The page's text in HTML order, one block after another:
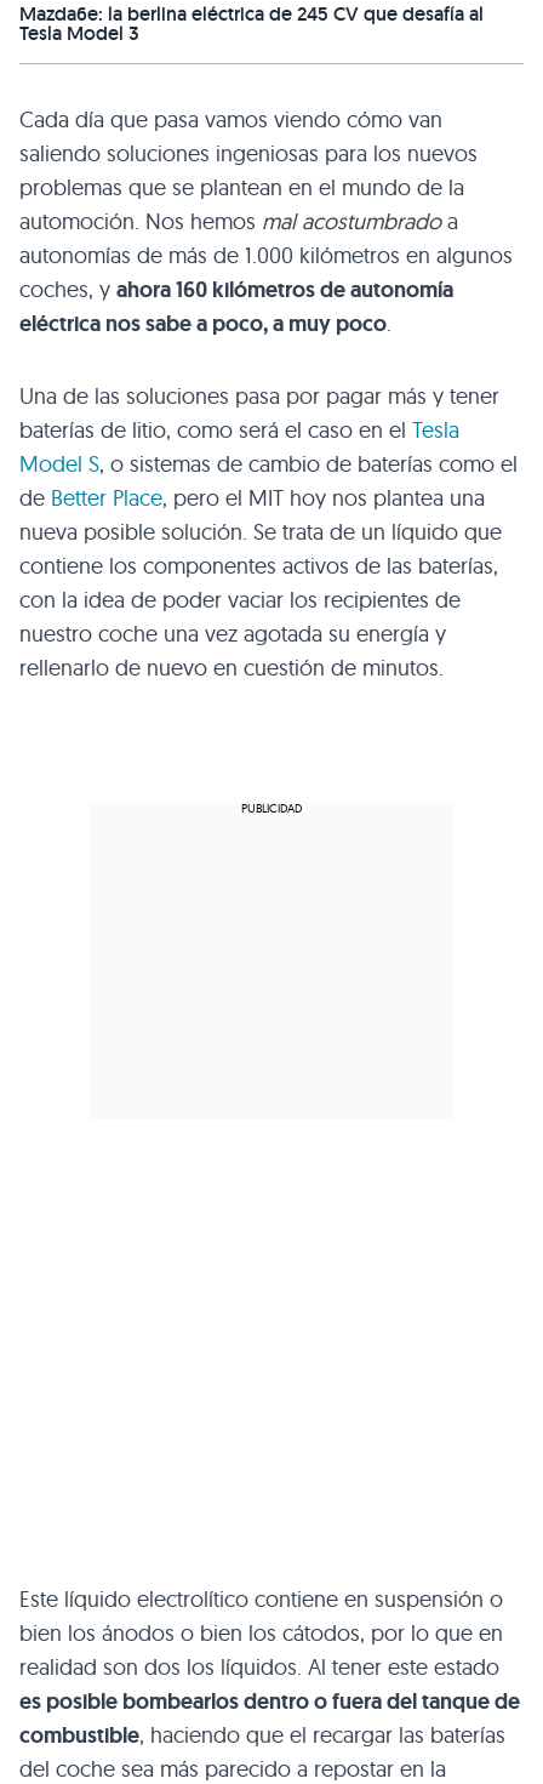
Mazda6e: la berlina eléctrica de 245 CV que desafía al
Tesla Model 3
Cada día que pasa vamos viendo cómo van
saliendo soluciones ingeniosas para los nuevos
problemas que se plantean en el mundo de la
automoción. Nos hemos mal acostumbradoa
autonomías de más de 1.000 kilómetros en algunos
coches, y ahora 160 kilómetros de autonomía
eléctrica nos sabe a poco, a muy poco.
Una de las soluciones pasa por pagar más y tener
baterías de litio, como será el caso en el Tesla
Model S, o sistemas de cambio de baterías como el
de Better Place, pero el MIT hoy nos plantea una
nueva posible solución. Se trata de un líquido que
contiene los componentes activos de las baterías,
con la idea de poder vaciar los recipientes de
nuestro coche una vez agotada su energía y
rellenarlo de nuevo en cuestión de minutos.
Este líquido electrolítico contiene en suspensión o
bien los ánodos o bien los cátodos, por lo que en
realidad son dos los líquidos. Al tener este estado
es posible bombearlos dentro o fuera del tanque de
combustible, haciendo que el recargar las baterías
del coche sea más parecido a repostar en la